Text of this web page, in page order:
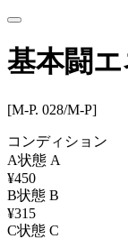
基本闘
[M-P. 028/M-P]
コンディション
A状態 A
¥450
B状態 B
¥315
C状態 C